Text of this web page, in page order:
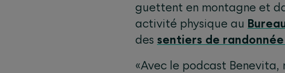
guettent en montagne et
activité physique au
des sentiers de
«Avec le podcast Benevita,